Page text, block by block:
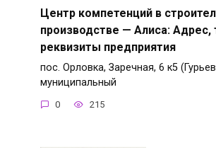
Центр компетенций в
производстве — Алиса: Адрес,
реквизиты предприятия
пос. Орловка, Заречная, 6 к5
муниципальный
0 215